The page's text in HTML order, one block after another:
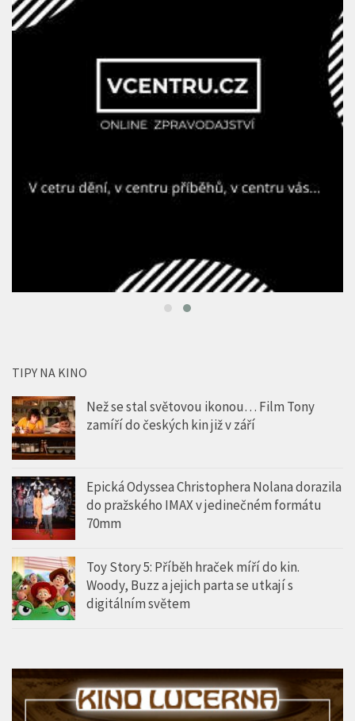
TIPY NA KINO
Než se stal světovou ikonou… Film Tony
zamíří do českých kin již v září
Epická Odyssea Christophera Nolana dorazila
do pražského IMAX v jedinečném formátu
70mm
Toy Story 5: Příběh hraček míří do kin.
Woody, Buzz a jejich parta se utkají s
digitálním světem